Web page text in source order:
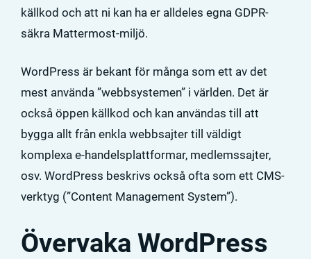
källkod och att ni kan ha er alldeles egna GDPR-
säkra Mattermost-miljö.
WordPress är bekant för många som ett av det
mest använda ”webbsystemen” i världen. Det är
också öppen källkod och kan användas till att
bygga allt från enkla webbsajter till väldigt
komplexa e-handelsplattformar, medlemssajter,
osv. WordPress beskrivs också ofta som ett CMS-
verktyg (”Content Management System”).
Övervaka WordPress